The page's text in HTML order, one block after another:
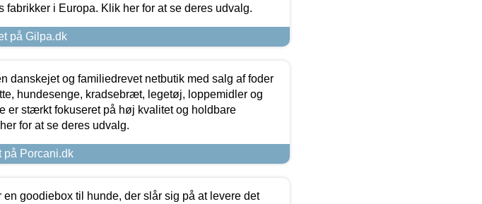
fabrikker i Europa. Klik her for at se deres udvalg.
på Gilpa.dk
danskejet og familiedrevet netbutik med salg af foder
hundesenge, kradsebræt, legetøj, loppemidler og
er stærkt fokuseret på høj kvalitet og holdbare
for at se deres udvalg.
på Porcani.dk
en goodiebox til hunde, der slår sig på at levere det